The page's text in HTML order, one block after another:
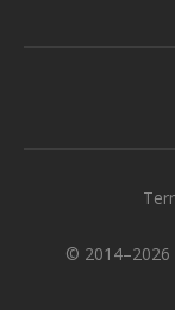
© 2014–2026